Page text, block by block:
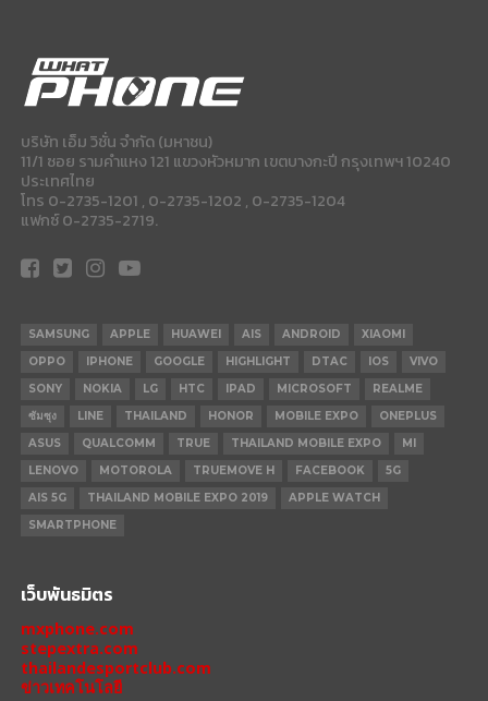
บริษัท เอ็ม วิชั่น จำกัด (มหาชน)
11/1 ซอย รามคำแหง 121 แขวงหัวหมาก เขตบางกะปี กรุงเทพฯ 10240
ประเทศไทย
โทร 0-2735-1201 , 0-2735-1202 , 0-2735-1204
แฟกซ์ 0-2735-2719.
SAMSUNG APPLE HUAWEI AIS ANDROID
XIAOMI
OPPO
IPHONE GOOGLE HIGHLIGHT DTAC IOS
VIVO
SONY
NOKIA LG HTC IPAD MICROSOFT
REALME
ซัมซุง
LINE THAILAND HONOR MOBILE EXPO
ONEPLUS
ASUS
QUALCOMM TRUE THAILAND MOBILE EXPO
MI
LENOVO
MOTOROLA TRUEMOVE H FACEBOOK
5G
AIS 5G
THAILAND MOBILE EXPO 2019
APPLE WATCH
SMARTPHONE
เว็บพันธมิตร
mxphone.com
stepextra.com
thailandesportclub.com
ข่าวเทคโนโลยี